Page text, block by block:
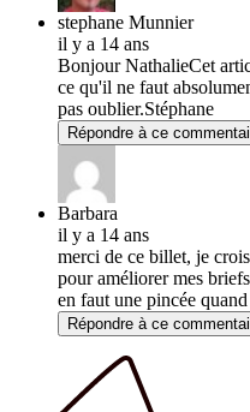
stephane Munnier
il y a 14 ans
Bonjour NathalieCet
ce qu'il ne faut
pas oublier.Stéphane
Répondre à ce
Barbara
il y a 14 ans
merci de ce billet, je
pour améliorer mes
en faut une pincée
Répondre à ce